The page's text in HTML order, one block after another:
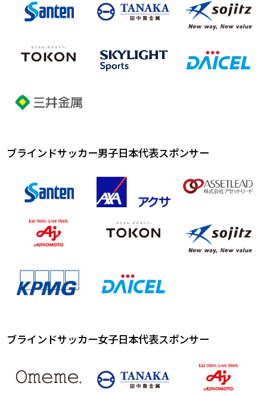
ブラインドサッカー男子日本代表スポンサー
ブラインドサッカー女子日本代表スポンサー